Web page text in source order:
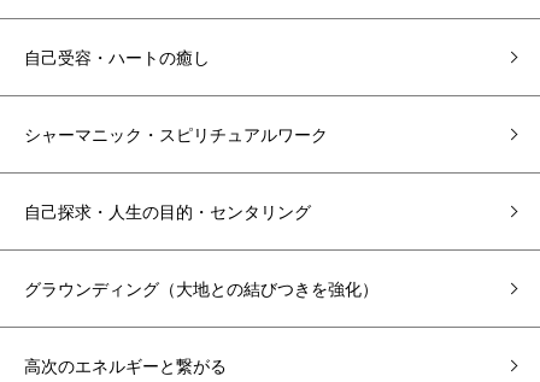
自己受容・ハートの癒し
シャーマニック・スピリチュアルワーク
自己探求・人生の目的・センタリング
グラウンディング（大地との結びつきを強化）
高次のエネルギーと繋がる